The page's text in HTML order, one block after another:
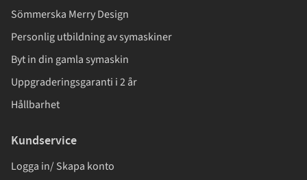
Sömmerska Merry Design
Personlig utbildning av symaskiner
Byt in din gamla symaskin
Uppgraderingsgaranti i 2 år
Hållbarhet
Kundservice
Logga in/ Skapa konto